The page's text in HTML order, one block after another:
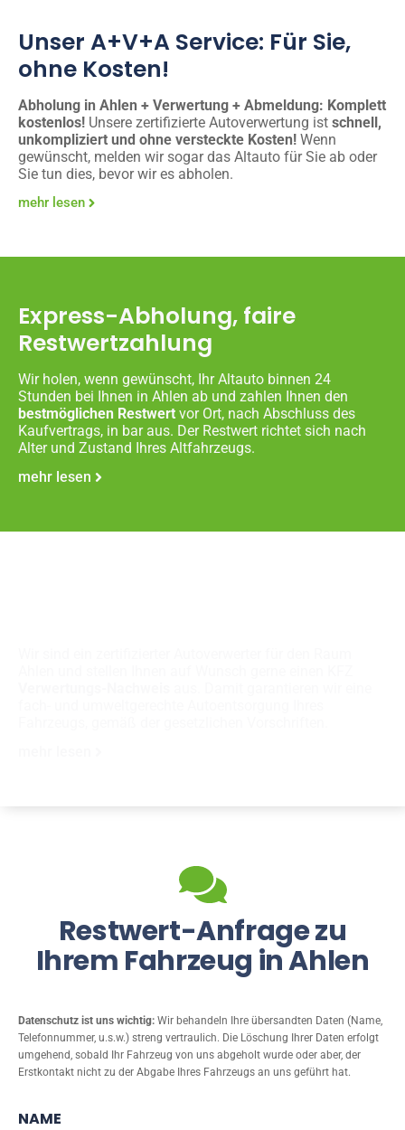
Unser A+V+A Service: Für Sie,
ohne Kosten!
Abholung in Ahlen + Verwertung + Abmeldung: Komplett
kostenlos! Unsere zertifizierte Autoverwertung ist schnell,
unkompliziert und ohne versteckte Kosten! Wenn
gewünscht, melden wir sogar das Altauto für Sie ab oder
Sie tun dies, bevor wir es abholen.
mehr lesen
Express-Abholung, faire
Restwertzahlung
Wir holen, wenn gewünscht, Ihr Altauto binnen 24
Stunden bei Ihnen in Ahlen ab und zahlen Ihnen den
bestmöglichen Restwert vor Ort, nach Abschluss des
Kaufvertrags, in bar aus. Der Restwert richtet sich nach
Alter und Zustand Ihres Altfahrzeugs.
mehr lesen
Restwert-Anfrage zu
Ihrem Fahrzeug in Ahlen
Datenschutz ist uns wichtig: Wir behandeln Ihre übersandten Daten (Name,
Telefonnummer, u.s.w.) streng vertraulich. Die Löschung Ihrer Daten erfolgt
umgehend, sobald Ihr Fahrzeug von uns abgeholt wurde oder aber, der
Erstkontakt nicht zu der Abgabe Ihres Fahrzeugs an uns geführt hat.
NAME